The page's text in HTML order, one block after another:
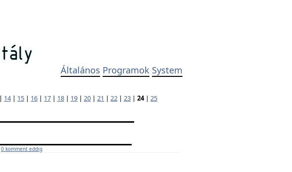
Általános Programok System
| 14| 15 | 16 | 17 | 18 | 19 | 20 | 21 | 22 | 23 | 24| 25
0 komment eddig